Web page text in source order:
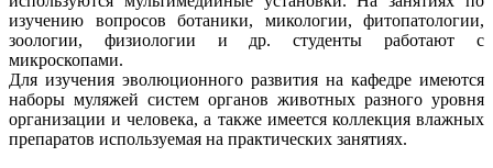
изучению вопросов ботаники, микологии, фитопатологии,
зоологии, физиологии и др. студенты работают с
микроскопами.
Для изучения эволюционного развития на кафедре имеются
наборы муляжей систем органов животных разного уровня
организации и человека, а также имеется коллекция влажных
препаратов используемая на практических занятиях.